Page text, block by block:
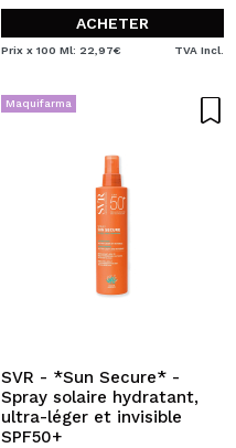
ACHETER
Prix x 100 Ml: 22,97€ TVA Incl.
Maquifarma
SVR - *Sun Secure* -
Spray solaire hydratant,
ultra-léger et invisible
SPF50+